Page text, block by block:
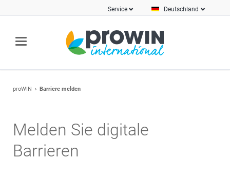
Deutschland
Service
proWIN Barriere melden
Melden Sie digitale
Barrieren